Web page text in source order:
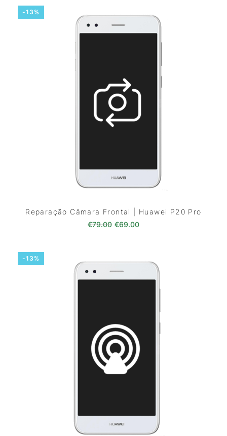
-13%
Reparação Câmara Frontal | Huawei P20 Pro
€79.00 O preço original era: €79.00.
€69.00O preço atual é:
-13%